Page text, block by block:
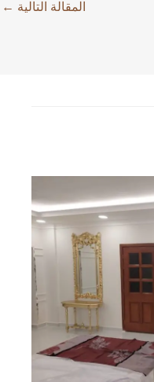
المقالة التالية ←